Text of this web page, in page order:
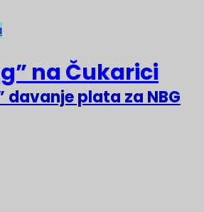
davanje plata za NBG
na Čukarici